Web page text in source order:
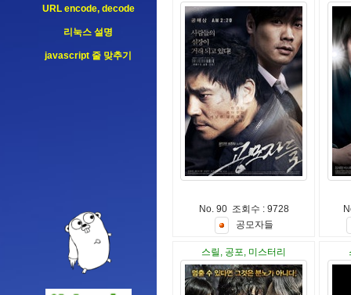
URL encode, decode
리눅스 설명
javascript 줄 맞추기
No. 90 조회수 : 9728
공모자들
스릴, 공포, 미스터리